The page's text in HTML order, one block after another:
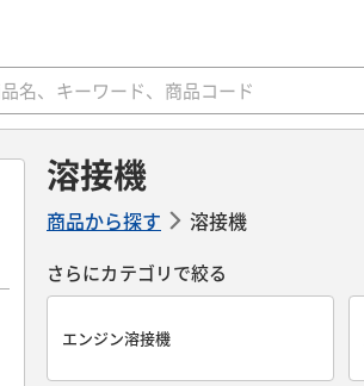
溶接機
商品から探す 溶接機
さらにカテゴリで絞る
エンジン溶接機